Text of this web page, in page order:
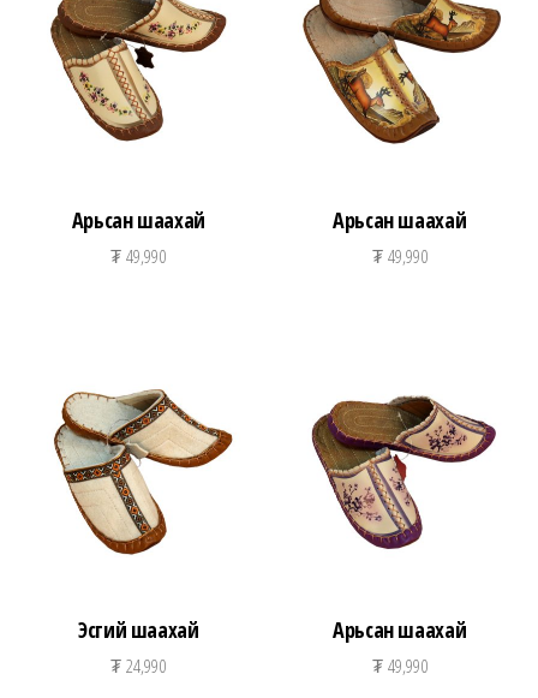
Арьсан шаахай
₮49,990
Арьсан шаахай
₮49,990
Эсгий шаахай
₮24,990
Арьсан шаахай
₮49,990